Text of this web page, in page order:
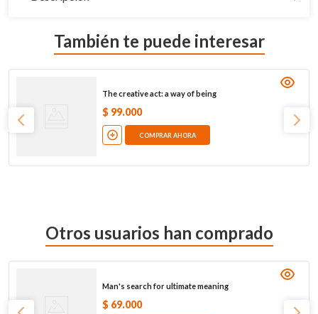
También te puede interesar
The creative act: a way of being
$ 99.000
COMPRAR AHORA
Otros usuarios han comprado
Man's search for ultimate meaning
$ 69.000